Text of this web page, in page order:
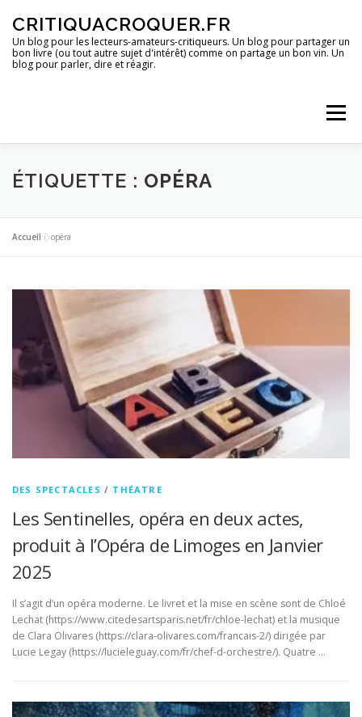
contenu
CRITIQUACROQUER.FR
Un blog pour les lecteurs-amateurs-critiqueurs. Un blog pour partager un
bon livre (ou tout autre sujet d'intérêt) comme on partage un bon vin. Un
blog pour parler, dire et réagir.
Menu
ACCUEIL UN BLOG ? DES LIVRES
DES IMAGES
DES BONS PLANS
ÉTIQUETTE : OPÉRA
Accueil »opéra
DES SPECTACLES / THÉATRE
Les Sentinelles, opéra en deux actes,
produit à l’Opéra de Limoges en Janvier
2025
Il s’agit d’un opéra moderne. Le livret et la mise en scène sont de Chloé
Lechat (https://www.citedesartsparis.net/fr/chloe-lechat) et la musique
de Clara Olivares (https://clara-olivares.com/francais-2/) dirigée par
Lucie Legay (https://lucieleguay.com/fr/chef-d-orchestre/). Quatre …